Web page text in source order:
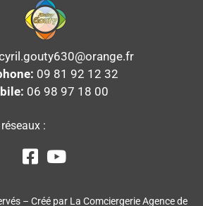
09 81 92 12 32
06 98 97 18 00
:
– Créé par La Comciergerie Agence de